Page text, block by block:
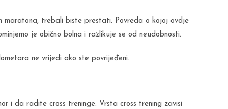
maratona, trebali biste prestati. Povreda o kojoj ovdje
je obično bolna i razlikuje se od neudobnosti.
ne vrijedi ako ste povrijeđeni.
i da radite cross treninge. Vrsta cross trening zavisi